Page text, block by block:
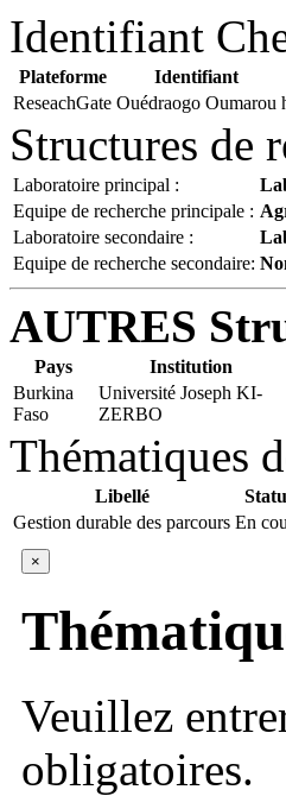
Identifiant
Plateforme Identifiant
ReseachGate Ouédraogo Oumarou
Structures de
Laboratoire principal :
Equipe de recherche principale :
Laboratoire secondaire :
Equipe de recherche secondaire:
AUTRES
Pays Institution
Burkina
Faso
Université Joseph KI-
ZERBO
Thématiques
Libellé
Gestion durable des parcours En
×
Veuillez
obligatoires.